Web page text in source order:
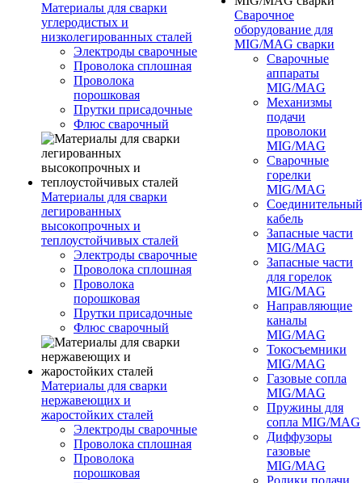
Материалы для сварки
углеродистых и
низколегированных сталей
Электроды сварочные
Проволока сплошная
Проволока
порошковая
Прутки присадочные
Флюс сварочный
Материалы для сварки
легированных
высокопрочных и
теплоустойчивых сталей
Электроды сварочные
Проволока сплошная
Проволока
порошковая
Прутки присадочные
Флюс сварочный
Материалы для сварки
нержавеющих и
жаростойких сталей
Электроды сварочные
Проволока сплошная
Проволока
порошковая
Сварочное
оборудование для
MIG/MAG сварки
Сварочные
аппараты
MIG/MAG
Механизмы
подачи
проволоки
MIG/MAG
Сварочные
горелки
MIG/MAG
Соединительный
кабель
Запасные части
MIG/MAG
Запасные части
для горелок
MIG/MAG
Направляющие
каналы
MIG/MAG
Токосъемники
MIG/MAG
Газовые сопла
MIG/MAG
Пружины для
сопла MIG/MAG
Диффузоры
газовые
MIG/MAG
Ролики подачи